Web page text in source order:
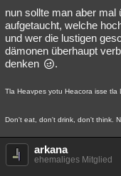
nun sollte man aber mal
aufgetaucht, welche
und wer die lustigen
dämonen überhaupt
denken
.
Tla Heavpes yotu Heacora isse tla
Don't eat, don't drink, don't think.
arkana
ehemaliges Mitglied